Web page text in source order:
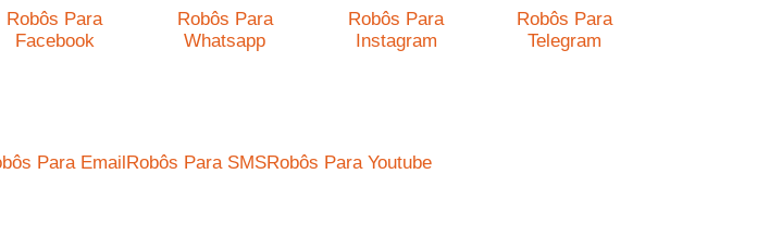
Robôs Para
Facebook
Robôs Para
Whatsapp
Robôs Para
Instagram
Robôs Para
Telegram
Para EmailRobôs Para SMSRobôs Para Youtube